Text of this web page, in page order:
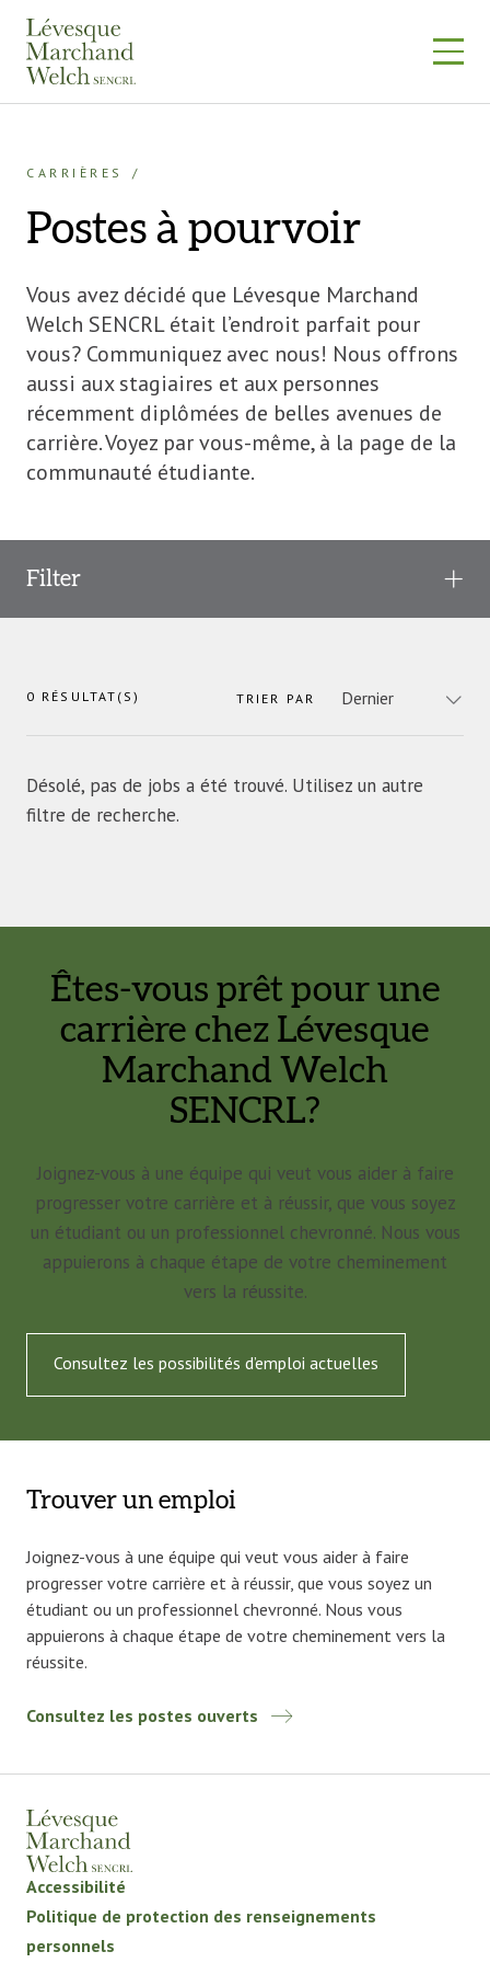
Skip
content
CARRIÈRES
Postes à pourvoir
Vous avez décidé que Lévesque Marchand
Welch SENCRL était l’endroit parfait pour
vous? Communiquez avec nous! Nous offrons
aussi aux stagiaires et aux personnes
récemment diplômées de belles avenues de
carrière. Voyez par vous-même, à la page de la
communauté étudiante.
Filter
0 RÉSULTAT(S) TRIER PAR
Désolé, pas de jobs a été trouvé. Utilisez un autre
filtre de recherche.
Êtes-vous prêt pour une
carrière chez Lévesque
Marchand Welch
SENCRL?
Joignez-vous à une équipe qui veut vous aider à faire
progresser votre carrière et à réussir, que vous soyez
un étudiant ou un professionnel chevronné. Nous vous
appuierons à chaque étape de votre cheminement
vers la réussite.
Consultez les possibilités d’emploi actuelles
Trouver un emploi
Joignez-vous à une équipe qui veut vous aider à faire
progresser votre carrière et à réussir, que vous soyez un
étudiant ou un professionnel chevronné. Nous vous
appuierons à chaque étape de votre cheminement vers la
réussite.
Consultez les postes ouverts
Accessibilité
Politique de protection des renseignements
personnels